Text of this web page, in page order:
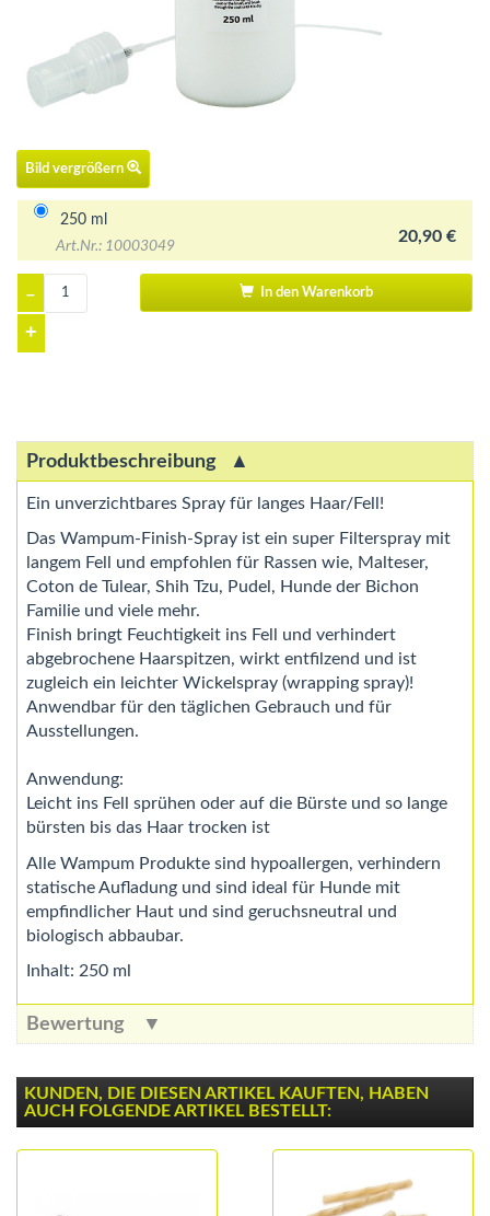
Bild vergrößern
250 ml
Art.Nr.: 10003049
20,90 €
–
+
In den Warenkorb
Produktbeschreibung
Ein unverzichtbares Spray für langes Haar/Fell!
Das Wampum-Finish-Spray ist ein super Filterspray mit
langem Fell und empfohlen für Rassen wie, Malteser,
Coton de Tulear, Shih Tzu, Pudel, Hunde der Bichon
Familie und viele mehr.
Finish bringt Feuchtigkeit ins Fell und verhindert
abgebrochene Haarspitzen, wirkt entfilzend und ist
zugleich ein leichter Wickelspray (wrapping spray)!
Anwendbar für den täglichen Gebrauch und für
Ausstellungen.
Anwendung:
Leicht ins Fell sprühen oder auf die Bürste und so lange
bürsten bis das Haar trocken ist
Alle Wampum Produkte sind hypoallergen, verhindern
statische Aufladung und sind ideal für Hunde mit
empfindlicher Haut und sind geruchsneutral und
biologisch abbaubar.
Inhalt: 250 ml
Bewertung
KUNDEN, DIE DIESEN ARTIKEL KAUFTEN, HABEN
AUCH FOLGENDE ARTIKEL BESTELLT: